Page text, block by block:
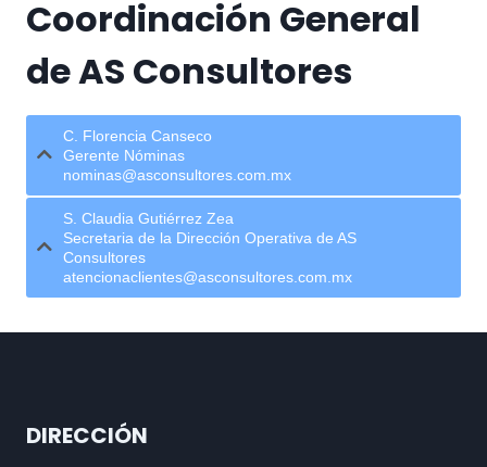
Coordinación General
de AS Consultores
C. Florencia Canseco
Gerente Nóminas
nominas@asconsultores.com.mx
S. Claudia Gutiérrez Zea
Secretaria de la Dirección Operativa de AS
Consultores
atencionaclientes@asconsultores.com.mx
DIRECCIÓN